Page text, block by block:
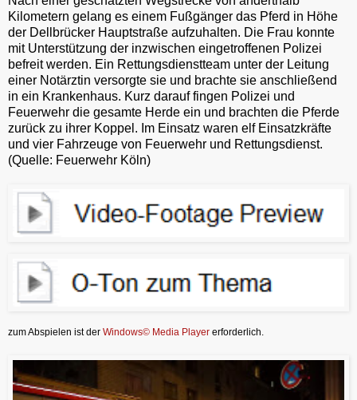
Kilometern gelang es einem Fußgänger das Pferd in Höhe
der Dellbrücker Hauptstraße aufzuhalten. Die Frau konnte
mit Unterstützung der inzwischen eingetroffenen Polizei
befreit werden. Ein Rettungsdienstteam unter der Leitung
einer Notärztin versorgte sie und brachte sie anschließend
in ein Krankenhaus. Kurz darauf fingen Polizei und
Feuerwehr die gesamte Herde ein und brachten die Pferde
zurück zu ihrer Koppel. Im Einsatz waren elf Einsatzkräfte
und vier Fahrzeuge von Feuerwehr und Rettungsdienst.
(Quelle: Feuerwehr Köln)
zum Abspielen ist der Windows© Media Player erforderlich.